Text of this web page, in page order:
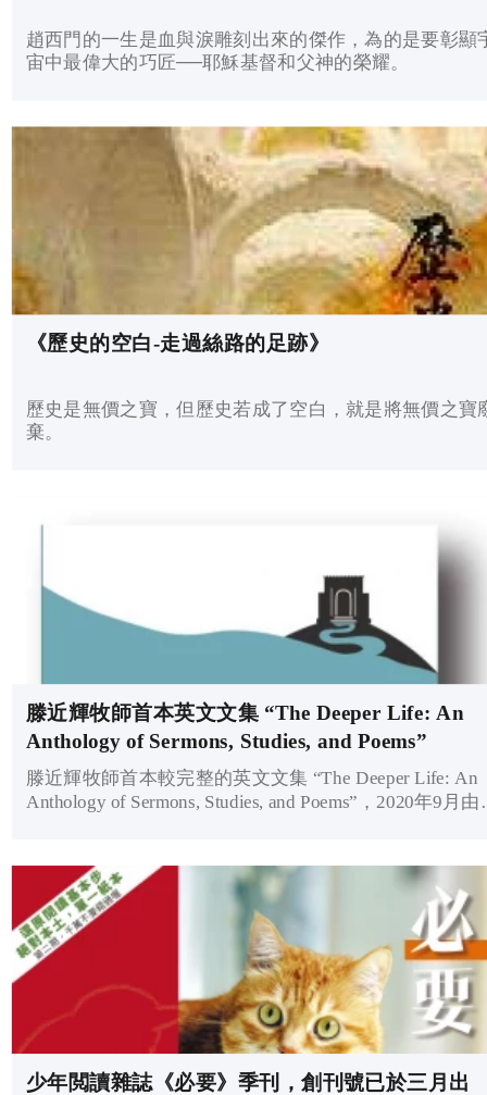
趙西門的一生是血與淚雕刻出來的傑作，為的是要彰顯
宙中最偉大的巧匠──耶穌基督和父神的榮耀。
《歷史的空白-走過絲路的足跡》
歷史是無價之寶，但歷史若成了空白，就是將無價之寶
棄。
滕近輝牧師首本英文文集 “The Deeper Life: An
Anthology of Sermons, Studies, and Poems”
滕近輝牧師首本較完整的英文文集 “The Deeper Life: An
Anthology of Sermons, Studies, and Poems”，2020年9月由
是滕牧師多年來在世界各地國際大會上的英文釋經講道
充滿聖經裡的屬靈信息，激勵普世基督徒踐行大使命。
書450頁。 請於10-11月到北宣康澤接待處購買 (北角英皇道
238號康澤花園一樓、砲台山地鐵上蓋、因疫情須先致電
2979-3600 確定開放時間)，每本230港元（不設找贖）
售所得將全數奉獻支持亞洲宣教協會（Asia Missions
Association）事工。 數量有限，售完即止。
少年閲讀雜誌《必要》季刊，創刊號已於三月出